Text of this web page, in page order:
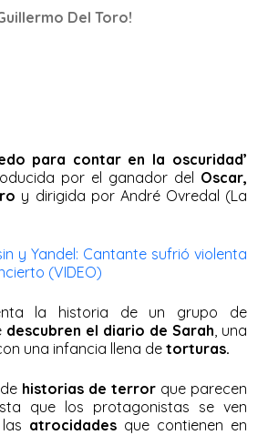
Del Toro!
para contar en la oscuridad’
por el ganador del Oscar,
y dirigida por André Ovredal (La
y Yandel: Cantante sufrió violenta
(VIDEO)
la historia de un grupo de
descubren el diario de Sarah , una
una infancia llena de torturas.
historias de terrorque parecen
que los protagonistas se ven
atrocidades que contienen en